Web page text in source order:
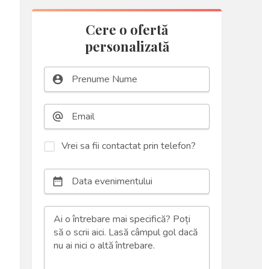
Cere o ofertă
personalizată
account_circle
alternate_email
Vrei sa fii contactat prin telefon?
date_range